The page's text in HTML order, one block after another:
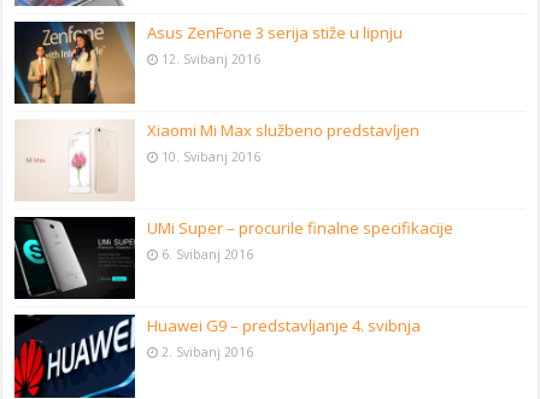
Asus ZenFone 3 serija stiže u lipnju
12. Svibanj 2016
Xiaomi Mi Max službeno predstavljen
10. Svibanj 2016
UMi Super – procurile finalne specifikacije
6. Svibanj 2016
Huawei G9 – predstavljanje 4. svibnja
2. Svibanj 2016